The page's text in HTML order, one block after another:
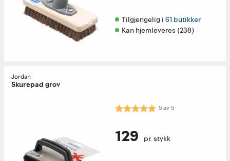
Tilgjengelig i 61 butikker
Kan hjemleveres (238)
Jordan
Skurepad grov
Karakter: 5.0 av 5 mulige
5av5
129 pr. stykk